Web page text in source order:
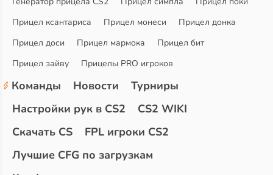
Прицел ксантариса
Прицел монеси
Прицел донка
Прицел доси
Прицел мармока
Прицел бит
Прицел зайву
Прицелы PRO игроков
Команды Новости
Турниры
Настройки рук в CS2
CS2 WIKI
Скачать CS
FPL игроки CS2
Лучшие CFG по загрузкам